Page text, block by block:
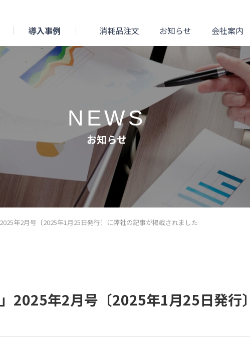
導入事例 消耗品注文 お知らせ 会社案内
NEWS
お知らせ
年2月号〔2025年1月25日発行〕に弊社の記事が掲載されました
2025年2月号〔2025年1月25日発行